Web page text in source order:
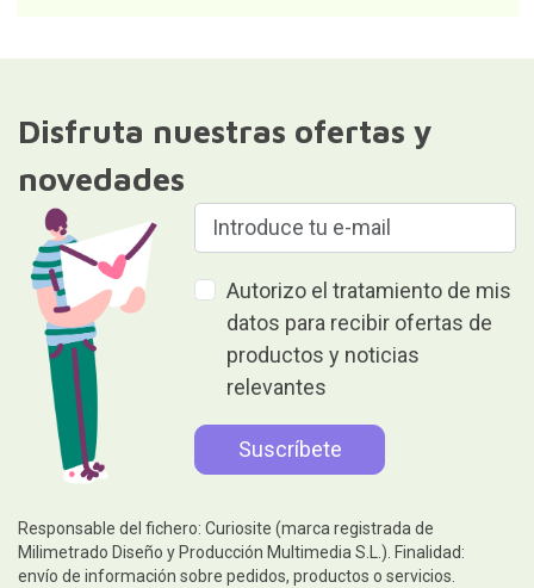
Disfruta nuestras ofertas y
novedades
Autorizo el tratamiento de mis
datos para recibir ofertas de
productos y noticias
relevantes
Responsable del fichero: Curiosite (marca registrada de
Milimetrado Diseño y Producción Multimedia S.L.). Finalidad:
envío de información sobre pedidos, productos o servicios.